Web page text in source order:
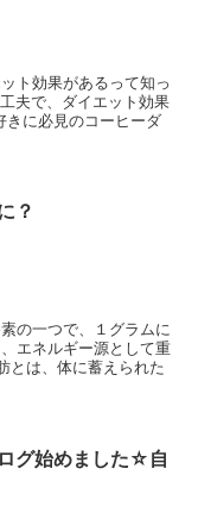
ト効果があるって知っ
夫で、ダイエット効果
に必見のコーヒーダ
？
の一つで、１グラムに
エネルギー源として重
とは、体に蓄えられた
グ始めました☆自